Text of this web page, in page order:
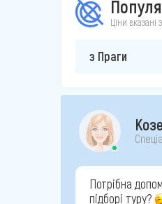
Ціни
з Праги
Потрібна
підборі туру?